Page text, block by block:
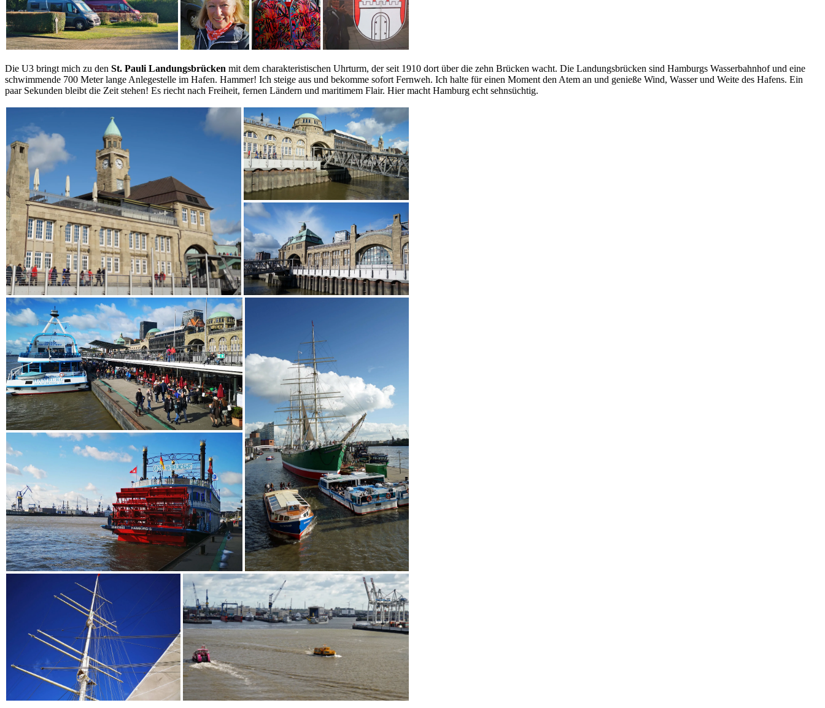
Die U3 bringt mich zu den St. Pauli Landungsbrücken mit dem charakteristischen Uhrturm, der seit 1910 dort über die zehn Brücken wacht. Die Landungsbrücken sind Hamburgs Wasserbahnhof und eine
schwimmende 700 Meter lange Anlegestelle im Hafen. Hammer! Ich steige aus und bekomme sofort Fernweh. Ich halte für einen Moment den Atem an und genieße Wind, Wasser und Weite des Hafens. Ein
paar Sekunden bleibt die Zeit stehen! Es riecht nach Freiheit, fernen Ländern und maritimem Flair. Hier macht Hamburg echt sehnsüchtig.